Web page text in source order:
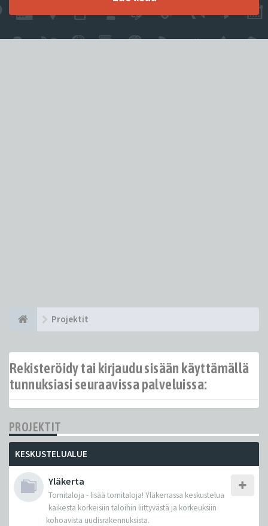
Projektit
Rekisteröidy tai kirjaudu sisään käyttämällä
tunnuksiasi seuraavissa palveluissa:
PROJEKTIT
KESKUSTELUALUE
Yläkerta
Tornitaloja - lisää tornitaloja! Yläkerrassa keskustelua
kaikesta korkeisiin taloihin liittyvästä ja korkeuksiin
kohoavista uudisrakennuksista.